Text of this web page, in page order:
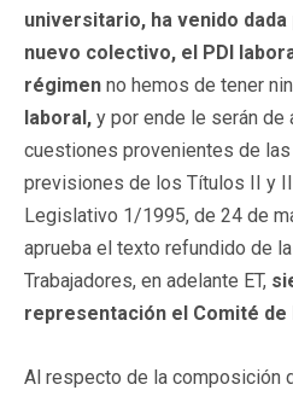
universitario, ha venido
nuevo colectivo, el PDI
régimen no hemos de tener
laboral, y por ende le serán de
cuestiones provenientes de
previsiones de los Títulos II y
Legislativo 1/1995, de 24 de
aprueba el texto refundido de
Trabajadores, en adelante ET,
representación el Comité de
Al respecto de la composición